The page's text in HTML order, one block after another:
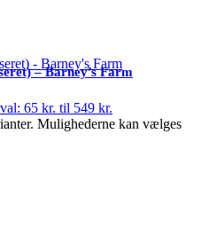
– Barney’s Farm
65 kr. til 549 kr.
Mulighederne kan vælges